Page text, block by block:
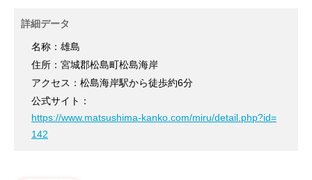
詳細データ
名称：雄島
住所：宮城郡松島町松島海岸
アクセス：松島海岸駅から徒歩約6分
公式サイト：
https://www.matsushima-kanko.com/miru/detail.php?id=
142